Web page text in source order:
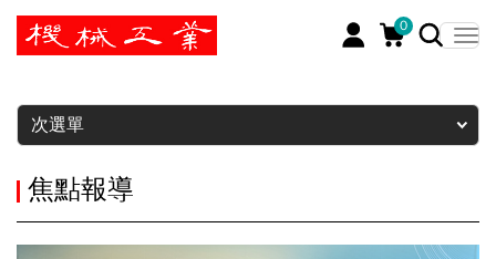
0
暫停
次選單
焦點報導